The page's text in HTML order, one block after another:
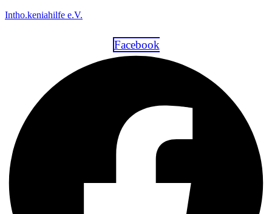
Intho.keniahilfe e.V.
Facebook